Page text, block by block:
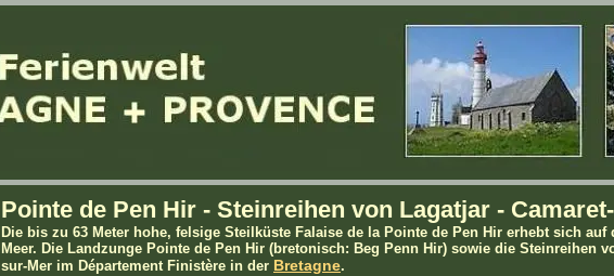
Pointe de Pen Hir - Steinreihen von Lagatjar -
Die bis zu 63 Meter hohe, felsige Steilküste Falaise de la Pointe de Pen Hir erhebt sich
Meer. Die Landzunge Pointe de Pen Hir (bretonisch: Beg Penn Hir) sowie die Steinreihen
sur-Mer im Département Finistère in der Bretagne.